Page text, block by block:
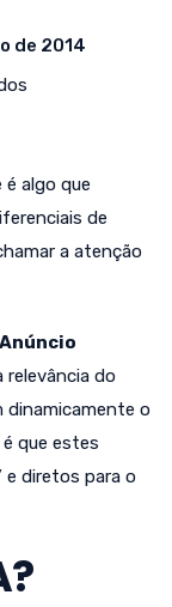
de 2014
algo que
de
a atenção
Anúncio
relevância do
dinamicamente o
que estes
e diretos para o